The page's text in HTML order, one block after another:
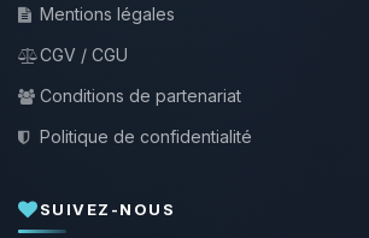
Mentions légales
CGV / CGU
Conditions de partenariat
Politique de confidentialité
SUIVEZ-NOUS